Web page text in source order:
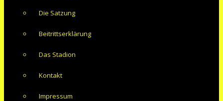
Die Satzung
Beitrittserklärung
Das Stadion
Kontakt
Impressum